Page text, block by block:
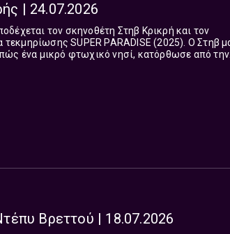
| 24.07.2026
τον σκηνοθέτη Στηβ Κρικρή και τον
SUPER PARADISE (2025). Ο Στηβ μας
ένα μικρό φτωχικό νησί, κατόρθωσε από την
Βρεττού | 18.07.2026